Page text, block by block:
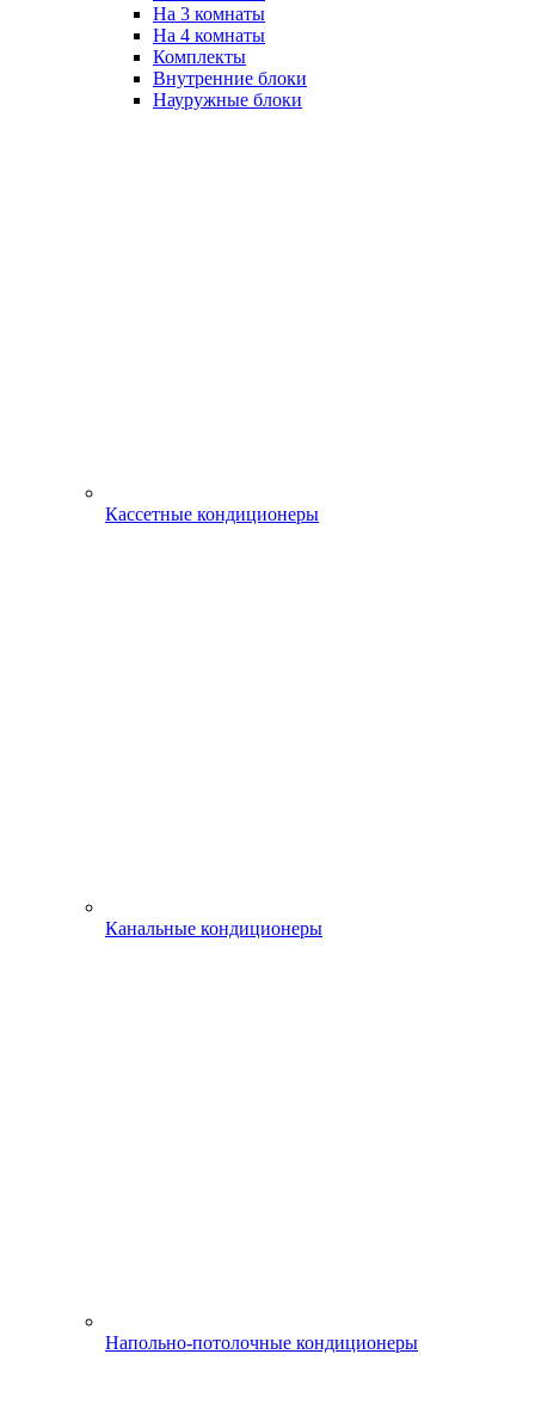
На 3 комнаты
На 4 комнаты
Комплекты
Внутренние блоки
Науружные блоки
Кассетные кондиционеры
Канальные кондиционеры
Напольно-потолочные кондиционеры